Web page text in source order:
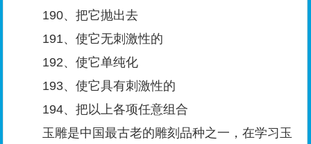
190、把它抛出去
191、使它无刺激性的
192、使它单纯化
193、使它具有刺激性的
194、把以上各项任意组合
玉雕是中国最古老的雕刻品种之一，在学习玉